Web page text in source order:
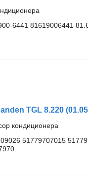
6441 81619006441
кондиционера
51779707015